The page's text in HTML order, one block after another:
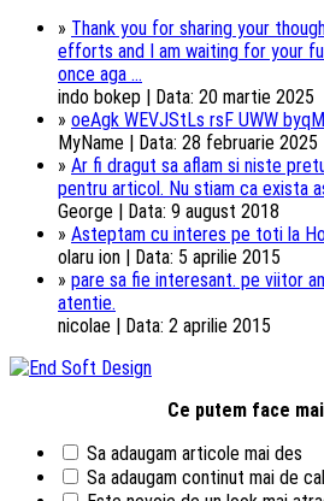
» Thank you for sharing your
efforts and I am waiting for your
once aga ...
indo bokep | Data: 20 martie 2025
» oeAgk WEVJStLs rsF UWW
MyName | Data: 28 februarie 2025
» Ar fi dragut sa aflam si niste
pentru articol. Nu stiam ca exista
George | Data: 9 august 2018
» Asteptam cu interes pe toti la
olaru ion | Data: 5 aprilie 2015
» pare sa fie interesant. pe viitor
atentie.
nicolae | Data: 2 aprilie 2015
Ce putem face
Sa adaugam articole mai des
Sa adaugam continut mai de